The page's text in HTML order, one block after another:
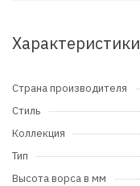
Характеристики
Страна производителя
Стиль
Коллекция
Тип
Высота ворса в мм